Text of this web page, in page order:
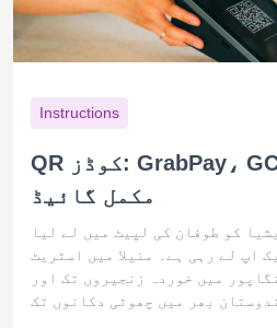
Instructions
QR کوڈز: GrabPay، GCash اور Paytm
مکمل گائیڈ
کو طوفان کی لپیٹ میں لے لیا
اپ لے رہی ہے۔ منیلا میں اسٹریٹ
میں خوردہ زنجیروں تک اور